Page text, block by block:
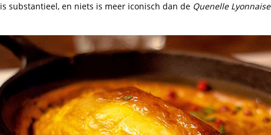
is substantieel, en niets is meer iconisch dan de Quenelle Lyonnaise